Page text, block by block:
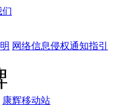
们
网络信息侵权通知指引
康辉移动站